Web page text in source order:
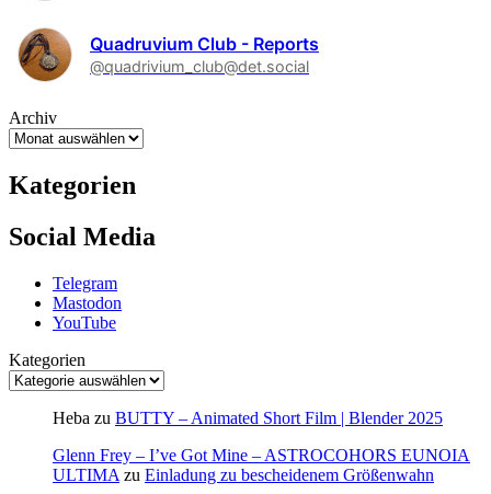
Quadruvium Club - Reports
@quadrivium_club@det.social
Archiv
Kategorien
Social Media
Telegram
Mastodon
YouTube
Kategorien
Heba zu BUTTY – Animated Short Film | Blender 2025
Glenn Frey – I’ve Got Mine – ASTROCOHORS EUNOIA
ULTIMA zu Einladung zu bescheidenem Größenwahn